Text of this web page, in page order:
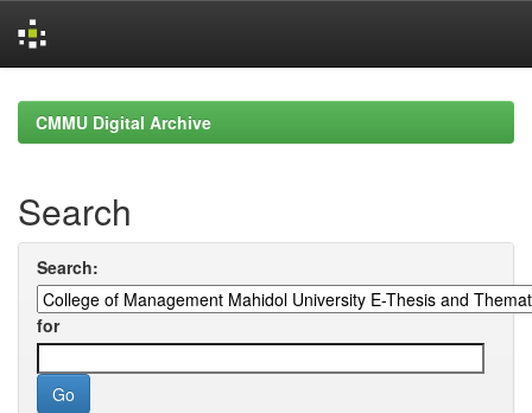
navigationCMMU Digital Archive
Search
Search:
for